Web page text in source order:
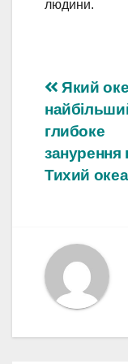
людини.
записів
Який
глибоке
занурення
Тихий